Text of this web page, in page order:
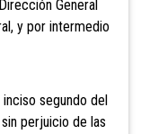
General
y por intermedio
segundo del
perjuicio de las